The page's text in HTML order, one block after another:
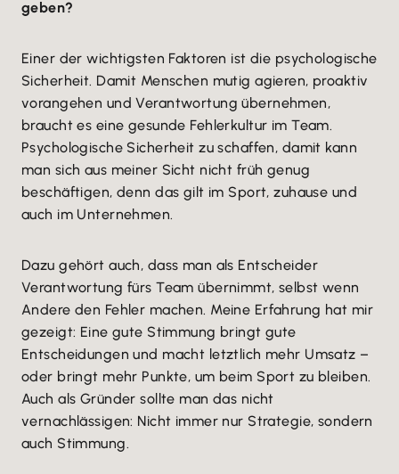
geben?
Einer der wichtigsten Faktoren ist die psychologische
Sicherheit. Damit Menschen mutig agieren, proaktiv
vorangehen und Verantwortung übernehmen,
braucht es eine gesunde Fehlerkultur im Team.
Psychologische Sicherheit zu schaffen, damit kann
man sich aus meiner Sicht nicht früh genug
beschäftigen, denn das gilt im Sport, zuhause und
auch im Unternehmen.
Dazu gehört auch, dass man als Entscheider
Verantwortung fürs Team übernimmt, selbst wenn
Andere den Fehler machen. Meine Erfahrung hat mir
gezeigt: Eine gute Stimmung bringt gute
Entscheidungen und macht letztlich mehr Umsatz –
oder bringt mehr Punkte, um beim Sport zu bleiben.
Auch als Gründer sollte man das nicht
vernachlässigen: Nicht immer nur Strategie, sondern
auch Stimmung.